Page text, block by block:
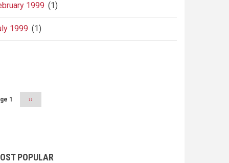
1999 (1)
1999 (1)
1
Next
page
››
POPULAR